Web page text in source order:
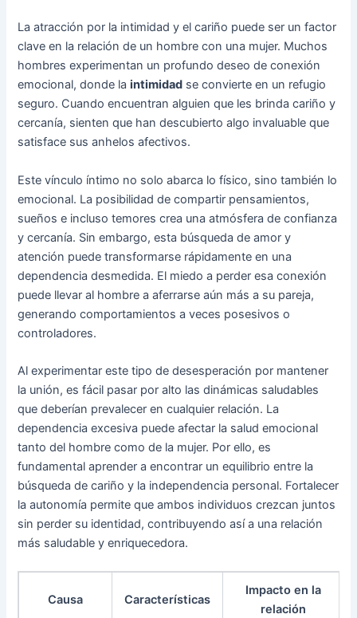
La atracción por la intimidad y el cariño puede ser un factor
clave en la relación de un hombre con una mujer. Muchos
hombres experimentan un profundo deseo de conexión
emocional, donde laintimidad se convierte en un refugio
seguro. Cuando encuentran alguien que les brinda cariño y
cercanía, sienten que han descubierto algo invaluable que
satisface sus anhelos afectivos.
Este vínculo íntimo no solo abarca lo físico, sino también lo
emocional. La posibilidad de compartir pensamientos,
sueños e incluso temores crea una atmósfera de confianza
y cercanía. Sin embargo, esta búsqueda de amor y
atención puede transformarse rápidamente en una
dependencia desmedida. El miedo a perder esa conexión
puede llevar al hombre a aferrarse aún más a su pareja,
generando comportamientos a veces posesivos o
controladores.
Al experimentar este tipo de desesperación por mantener
la unión, es fácil pasar por alto las dinámicas saludables
que deberían prevalecer en cualquier relación. La
dependencia excesiva puede afectar la salud emocional
tanto del hombre como de la mujer. Por ello, es
fundamental aprender a encontrar un equilibrio entre la
búsqueda de cariño y la independencia personal. Fortalecer
la autonomía permite que ambos individuos crezcan juntos
sin perder su identidad, contribuyendo así a una relación
más saludable y enriquecedora.
Causa Características
Impacto en la
relación